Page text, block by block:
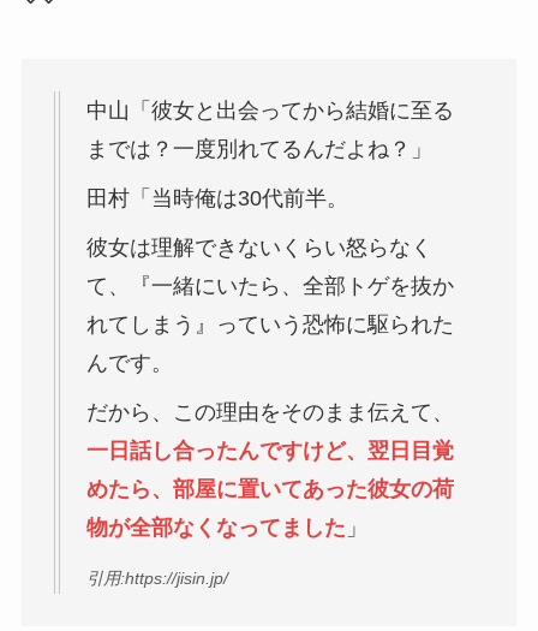
中山「彼女と出会ってから結婚に至る
までは？一度別れてるんだよね？」
田村「当時俺は30代前半。
彼女は理解できないくらい怒らなく
て、『一緒にいたら、全部トゲを抜か
れてしまう』っていう恐怖に駆られた
んです。
だから、この理由をそのまま伝えて、
一日話し合ったんですけど、翌日目覚
めたら、部屋に置いてあった彼女の荷
物が全部なくなってました 」
引用:https://jisin.jp/